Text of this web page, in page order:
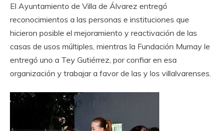
El Ayuntamiento de Villa de Álvarez entregó
reconocimientos a las personas e instituciones que
hicieron posible el mejoramiento y reactivación de las
casas de usos múltiples, mientras la Fundación Mumay le
entregó uno a Tey Gutiérrez, por confiar en esa
organización y trabajar a favor de las y los villalvarenses.